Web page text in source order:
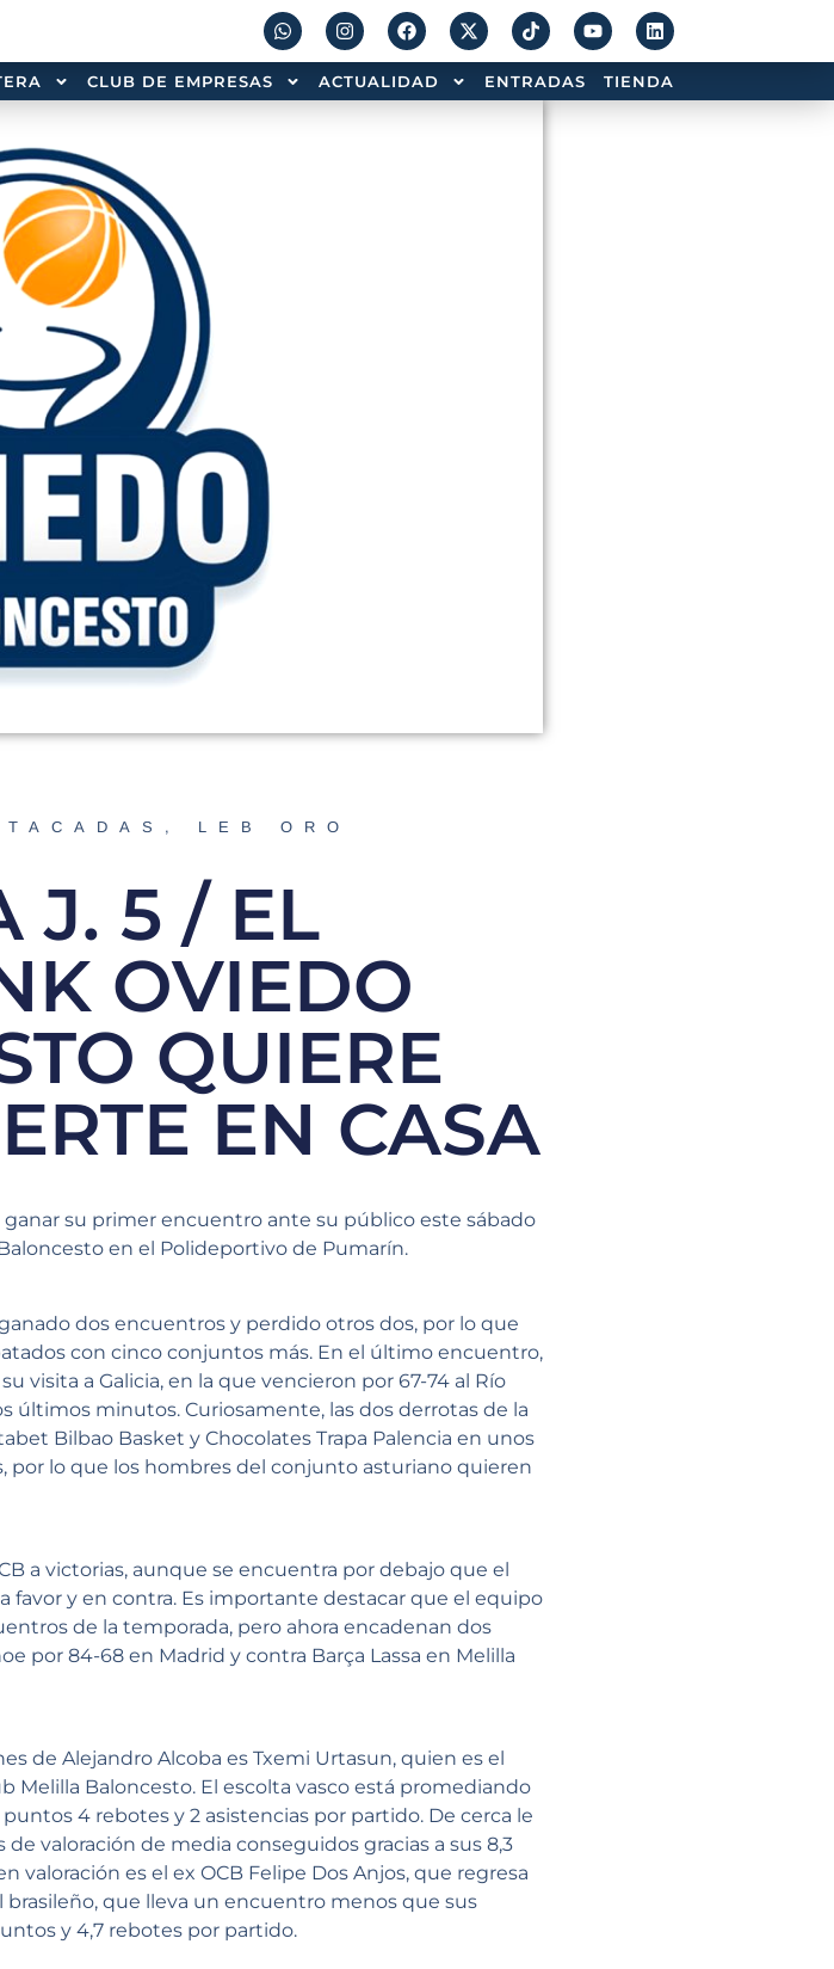
CLUB DE EMPRESAS ACTUALIDAD ENTRADAS TIENDA
, LEB ORO
J. 5 / EL
OVIEDO
QUIERE
EN CASA
su primer encuentro ante su público este sábado
en el Polideportivo de Pumarín.
dos encuentros y perdido otros dos, por lo que
con cinco conjuntos más. En el último encuentro,
visita a Galicia, en la que vencieron por 67-74 al Río
últimos minutos. Curiosamente, las dos derrotas de la
Bilbao Basket y Chocolates Trapa Palencia en unos
lo que los hombres del conjunto asturiano quieren
a victorias, aunque se encuentra por debajo que el
y en contra. Es importante destacar que el equipo
de la temporada, pero ahora encadenan dos
por 84-68 en Madrid y contra Barça Lassa en Melilla
de Alejandro Alcoba es Txemi Urtasun, quien es el
Melilla Baloncesto. El escolta vasco está promediando
4 rebotes y 2 asistencias por partido. De cerca le
valoración de media conseguidos gracias a sus 8,3
es el ex OCB Felipe Dos Anjos, que regresa
brasileño, que lleva un encuentro menos que sus
y 4,7 rebotes por partido.